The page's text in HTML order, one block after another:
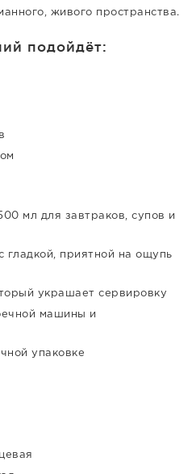
живого пространства.
подойдёт:
мл для завтраков, супов и
приятной на ощупь
украшает сервировку
машины и
упаковке